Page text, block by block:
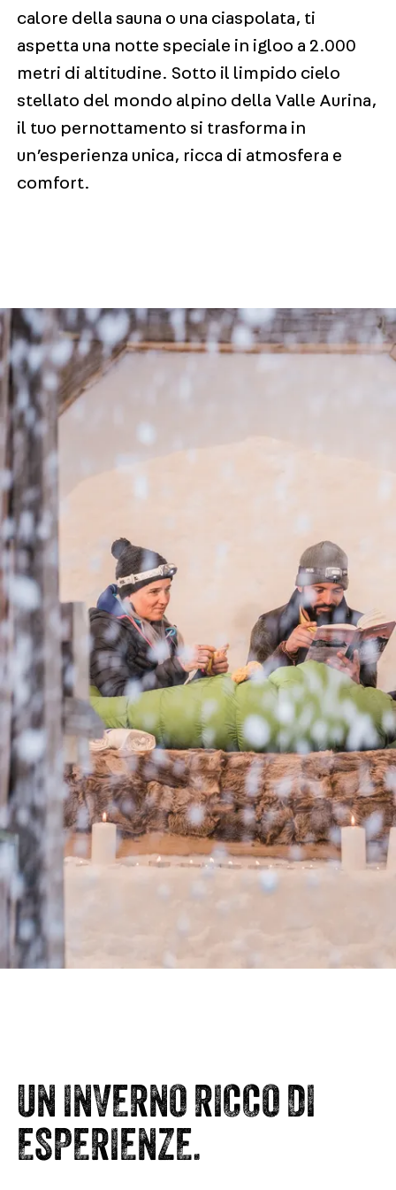
calore della sauna o una ciaspolata, ti
aspetta una notte speciale in igloo a 2.000
metri di altitudine. Sotto il limpido cielo
stellato del mondo alpino della Valle Aurina,
il tuo pernottamento si trasforma in
un’esperienza unica, ricca di atmosfera e
comfort.
UN INVERNO RICCO DI
ESPERIENZE.